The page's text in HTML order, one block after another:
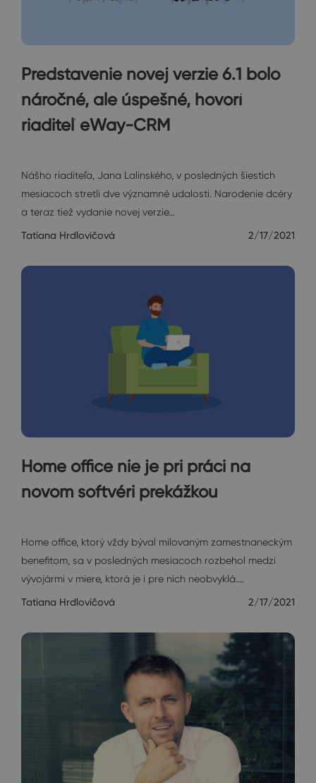
Predstavenie novej verzie 6.1 bolo
náročné, ale úspešné, hovorí
riaditeľ eWay-CRM
Nášho riaditeľa, Jana Lalinského, v posledných šiestich
mesiacoch stretli dve významné udalosti. Narodenie dcéry
a teraz tiež vydanie novej verzie…
Tatiana Hrdlovičová 2/17/2021
Home office nie je pri práci na
novom softvéri prekážkou
Home office, ktorý vždy býval milovaným zamestnaneckým
benefitom, sa v posledných mesiacoch rozbehol medzi
vývojármi v miere, ktorá je i pre nich neobvyklá.…
Tatiana Hrdlovičová 2/17/2021